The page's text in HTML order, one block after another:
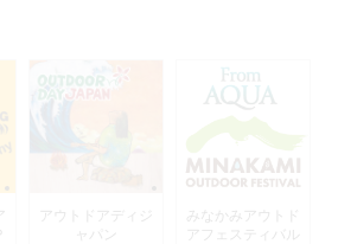
アウトドアディジ
みなかみアウトド
アフェスティバル